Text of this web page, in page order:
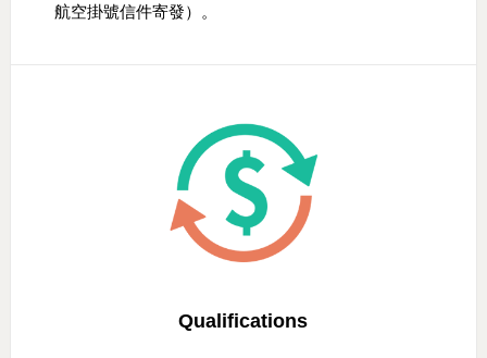
航空掛號信件寄發）。
Qualifications